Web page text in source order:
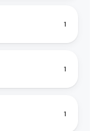
1
1
1